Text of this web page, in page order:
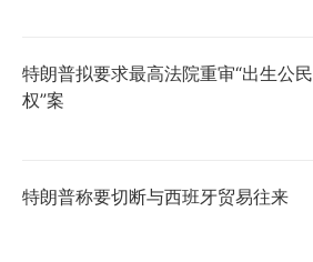
特朗普拟要求最高法院重审“出生公民
权”案
特朗普称要切断与西班牙贸易往来